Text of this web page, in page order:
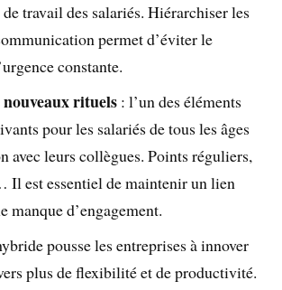
travail des salariés. Hiérarchiser les
permet d’éviter le
constante.
rituels : l’un des éléments
pour les salariés de tous les âges
avec leurs collègues. Points réguliers,
Il est essentiel de maintenir un lien
manque d’engagement.
pousse les entreprises à innover
plus de flexibilité et de productivité.